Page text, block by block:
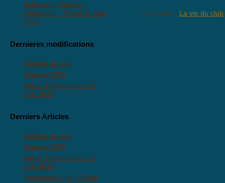
Nobuyoshi Tamura -
Cherbourg - 29 au 31 mai
2008
Dernieres modifications
Refonte du site
Reprise 2026
Article Télégramme 20
Juin 2025
Derniers Articles
Refonte du site
Reprise 2026
Article Télégramme 20
Juin 2025
Présentation de l'Aïkido
Catégorie : La vie du club